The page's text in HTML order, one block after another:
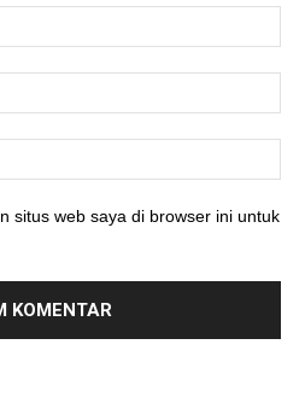
situs web saya di browser ini untuk